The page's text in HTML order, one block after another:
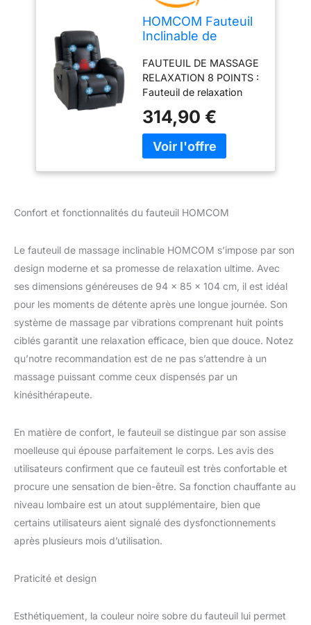
HOMCOM Fauteuil
Inclinable de
Chauffage
99x82x103cm Noir
FAUTEUIL DE MASSAGE
RELAXATION 8 POINTS :
Fauteuil de relaxation
vibration et 3 modes de
massage, associé à une
chaleur lombaire
lombaires, cuisses et
éliminer la fatigue du
quotidien et offrir une
relaxation profonde et
contrôler facilement les
différents réglages grâce
à la télécommande
incluse. INCLINAISON
360° : Détendez-vous
le dossier jusqu'à 145°, et
et laissez-vous bercer
par le balancement doux.
Ajoutez à cela une
rotation 360° fluide :
vers votre écran, votre
entourage ou votre café,
Confort personnalisé, où
314,90 €
Confort et fonctionnalités du fauteuil HOMCOM
Le fauteuil de massage inclinable HOMCOM s’impose par son
design moderne et sa promesse de relaxation ultime. Avec
ses dimensions généreuses de 94 x 85 x 104 cm, il est idéal
pour les moments de détente après une longue journée. Son
système de massage par vibrations comprenant huit points
ciblés garantit une relaxation efficace, bien que douce. Notez
qu’notre recommandation est de ne pas s’attendre à un
massage puissant comme ceux dispensés par un
kinésithérapeute.
En matière de confort, le fauteuil se distingue par son assise
moelleuse qui épouse parfaitement le corps. Les avis des
utilisateurs confirment que ce fauteuil est très confortable et
procure une sensation de bien-être. Sa fonction chauffante au
niveau lombaire est un atout supplémentaire, bien que
certains utilisateurs aient signalé des dysfonctionnements
après plusieurs mois d’utilisation.
Praticité et design
Esthétiquement, la couleur noire sobre du fauteuil lui permet